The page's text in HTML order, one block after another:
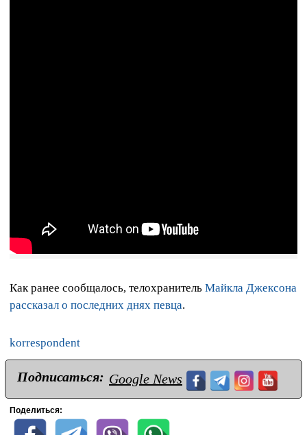
Как ранее сообщалось, телохранитель Майкла Джексона
рассказал о последних днях певца.
korrespondent
Подписаться: Google News
Поделиться: